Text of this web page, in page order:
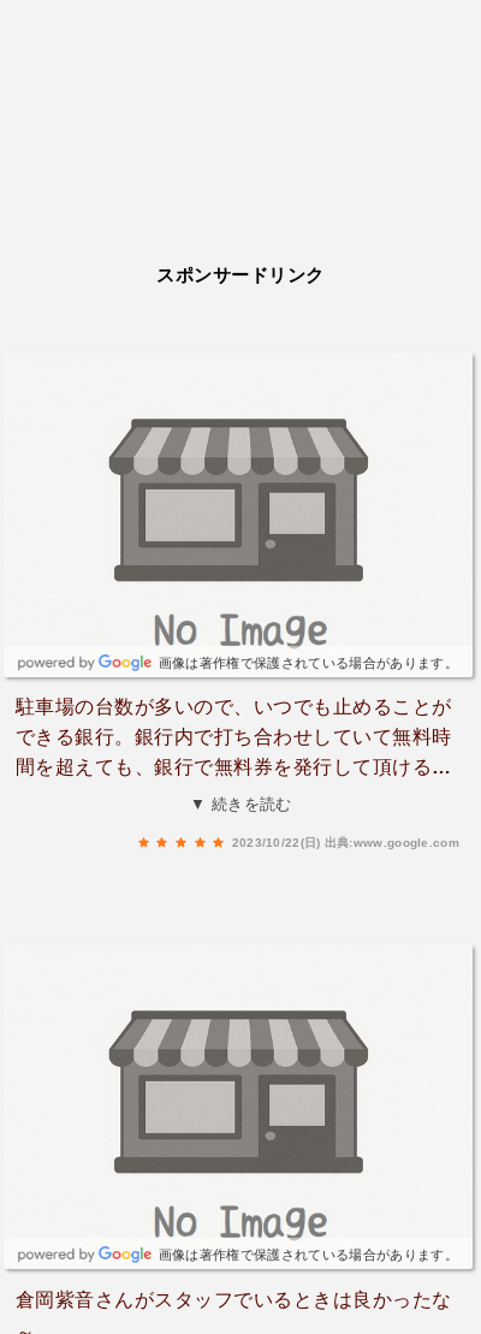
スポンサードリンク
画像は著作権で保護されている場合があります。
駐車場の台数が多いので、いつでも止めることが
できる銀行。銀行内で打ち合わせしていて無料時
間を超えても、銀行で無料券を発行して頂ける。
迅速丁寧に対応して頂ける銀行。車を駐車場から
▼ 続きを読む
2023/10/22(日) 出典:www.google.com
画像は著作権で保護されている場合があります。
倉岡紫音さんがスタッフでいるときは良かったな